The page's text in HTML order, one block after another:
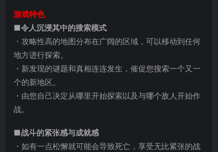
游戏特色
■令人沉浸其中的搜索模式
・攻略性高的地图分布在广阔的区域，可以移动到任何
地方进行探索。
・新发现的谜题和真相连连发生，催促您搜索一个又一
个的新地区。
・由您自己决定从哪里开始探索以及与哪个敌人开始作
战。
■战斗的紧张感与成就感
・如有一点松懈就可能会导致死亡，享受无比紧张的战